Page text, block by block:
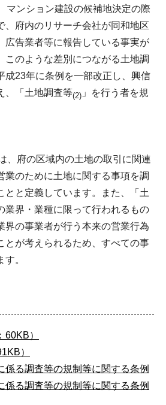
マンション建設の候補地決定の際
、府内のリサーチ会社が同和地区
広告業者等に報告している事実が
このような差別につながる土地調
成23年に条例を一部改正し、興信
、「土地調査等(2) 」を行う者を規
、府の区域内の土地の取引に関連
業のために土地に関する事項を調
とと定義しています。また、「土
業界・業種に限って行われるもの
界の事業者が行う本来の営業行為
とが考えられるため、すべての事
。
）
）
係る調査等の規制等に関する条例
係る調査等の規制等に関する条例